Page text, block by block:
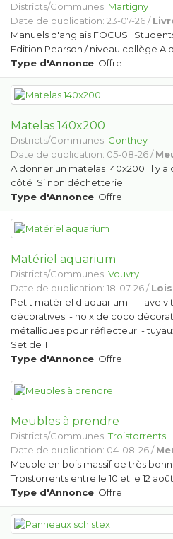
Districts/Communes: Martigny
Date de publication: 23-07-26 /
Manuels d'anglais FOCUS :
Edition Pearson / niveau collège A
Type d'Annonce: Offre
Matelas 140x200
Districts/Communes: Conthey
Date de publication: 05-08-26 /
A donner un matelas 140x200 Il y
côté Si non déchetterie
Type d'Annonce: Offre
Matériel aquarium
Districts/Communes: Vouvry
Date de publication: 18-07-26 /
Petit matériel d'aquarium : - lave
décoratives - noix de coco
métalliques pour réflecteur -
Set de T
Type d'Annonce: Offre
Meubles à prendre
Districts/Communes:Troistorrents
Date de publication: 04-08-26 /
Meuble en bois massif de très
Troistorrents entre le 10 et le 12 août.
Type d'Annonce: Offre